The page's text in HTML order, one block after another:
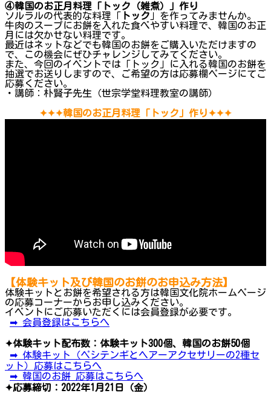
④韓国のお正月料理「トック（雑煮）」作り
ソルラルの代表的な料理「 トック 」を作ってみませんか。
牛肉のスープにお餅を入れた食べやすい料理で、韓国のお正
月には欠かせない料理です。
最近はネットなどでも韓国のお餅をご購入いただけますの
で、この機会にぜひチャレンジしてみてください。
また、今回のイベントでは「トック」に入れる韓国のお餅を
抽選でお送りしますので、ご希望の方は応募欄ページにてご
応募ください。
・講師：朴賢子先生（世宗学堂料理教室の講師）
✦✦✦韓国のお正月料理「トック」作り✦✦✦
【体験キット及び韓国のお餅のお申込み方法】
体験キットとお餅を希望される方は韓国文化院ホームページ
の応募コーナーからお申し込みください。
イベントにご応募いただくには会員登録が必要です。
➡ 会員登録はこちらへ
✦体験キット配布数：体験キット300個、韓国のお餅50個
➡ 体験キット（ペシテンギとヘアーアクセサリーの2種セ
ット）応募はこちらへ
➡ 韓国のお餅 応募はこちらへ
✦応募締切：2022年1月21日（金）